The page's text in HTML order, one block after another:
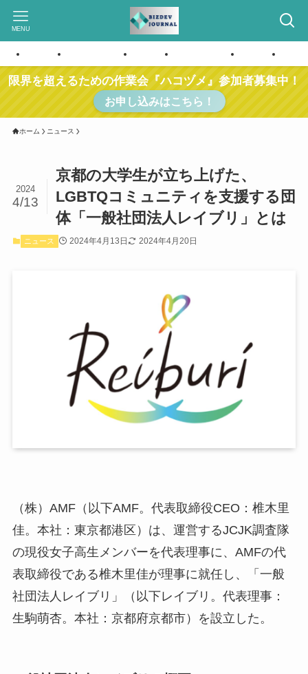
MENU
ホーム お問い合わせ ホーム お問い合わせ ホーム
限界を超えるための作業会『ハコヅメ』参加者募集中！
お申し込みはこちら！
ホーム ニュース
京都の大学生が立ち上げた、
LGBTQコミュニティを支援する団
体「一般社団法人レイブリ」とは
2024
4/13
ニュース 2024年4月13日 2024年4月20日
（株）AMF（以下AMF。代表取締役CEO：椎木里
佳。本社：東京都港区）は、運営するJCJK調査隊
の現役女子高生メンバーを代表理事に、AMFの代
表取締役である椎木里佳が理事に就任し、「一般
社団法人レイブリ」（以下レイブリ。代表理事：
生駒萌杏。本社：京都府京都市）を設立した。